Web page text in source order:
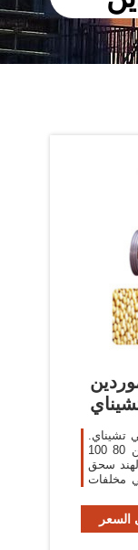
تشيناي.
مصنعي الآلات كسارة حجر في تشيناي من 80 100
سحق
مخلفات